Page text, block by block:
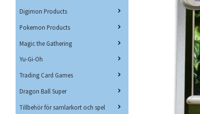
Digimon Products
Pokemon Products
Magic the Gathering
Yu-Gi-Oh
Trading Card Games
Dragon Ball Super
Tillbehör för samlarkort och spel